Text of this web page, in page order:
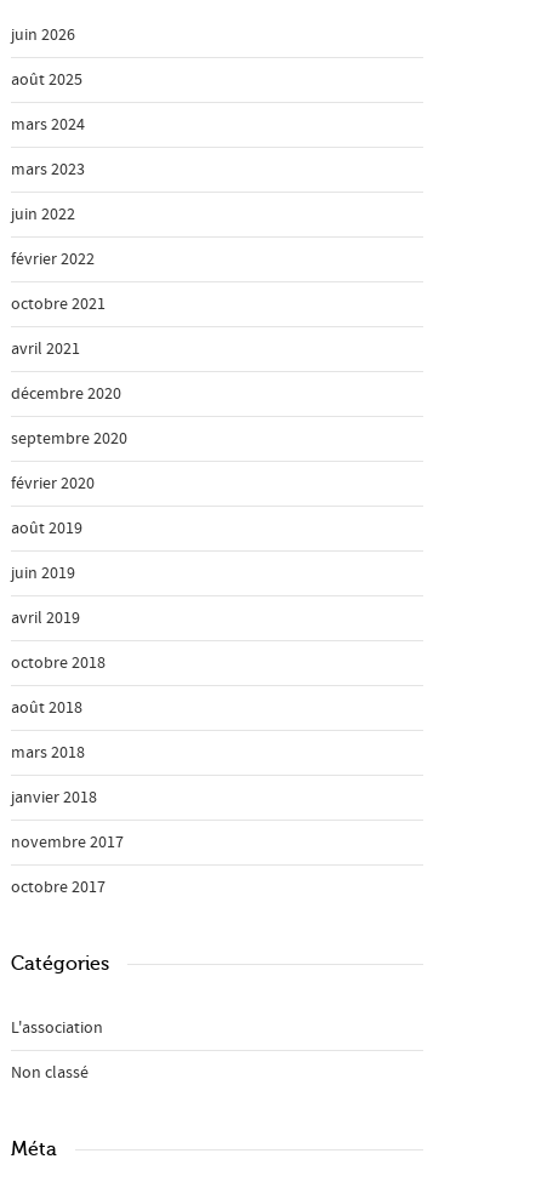
juin 2026
août 2025
mars 2024
mars 2023
juin 2022
février 2022
octobre 2021
avril 2021
décembre 2020
septembre 2020
février 2020
août 2019
juin 2019
avril 2019
octobre 2018
août 2018
mars 2018
janvier 2018
novembre 2017
octobre 2017
Catégories
L'association
Non classé
Méta